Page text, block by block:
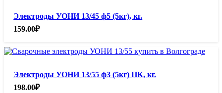
Электроды УОНИ 13/45 ф5 (5кг), кг.
159.00₽
Электроды УОНИ 13/55 ф3 (5кг) ПК, кг.
198.00₽